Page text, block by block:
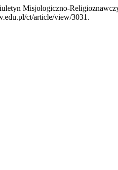
Misjologiczno-
ct/article/view/3031.